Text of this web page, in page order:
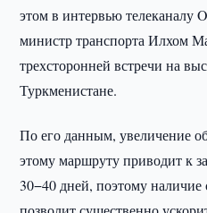
этом в интервью телеканалу
министр транспорта Илхом
трехсторонней встречи на
Туркменистане.
По его данным, увеличение
этому маршруту приводит к
30−40 дней, поэтому наличие